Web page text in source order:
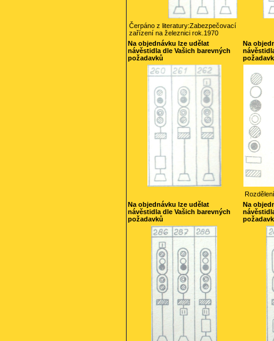
Čerpáno z literatury:Zabezpečovací
zařízení na železnici rok.1970
Na objednávku lze udělat
návěstidla dle Vašich barevných
požadavků
Na
Na objednávku lze udělat
návěstidla dle Vašich barevných
požadavků
Na